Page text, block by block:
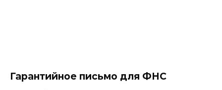
Гарантийное письмо для ФНС